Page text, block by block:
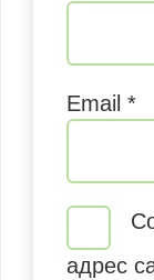
Email *
адрес